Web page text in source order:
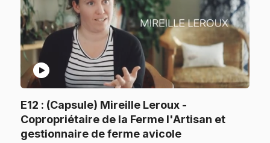
play_circle
E12 : (Capsule) Mireille Leroux -
Copropriétaire de la Ferme l'Artisan et
gestionnaire de ferme avicole.